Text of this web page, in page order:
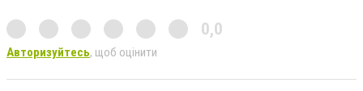
0,0
Авторизуйтесь, щоб оцінити